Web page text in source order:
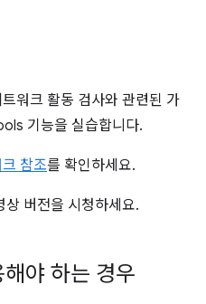
워크 활동 검사와 관련된 가
기능을 실습합니다.
참조를 확인하세요.
버전을 시청하세요.
야 하는 경우